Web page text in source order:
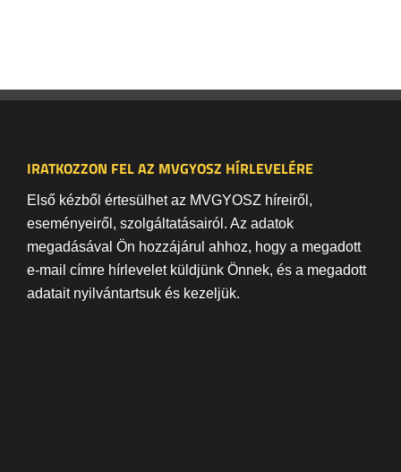
IRATKOZZON FEL AZ MVGYOSZ HÍRLEVELÉRE
Első kézből értesülhet az MVGYOSZ híreiről,
eseményeiről, szolgáltatásairól. Az adatok
megadásával Ön hozzájárul ahhoz, hogy a megadott
e-mail címre hírlevelet küldjünk Önnek, és a megadott
adatait nyilvántartsuk és kezeljük.